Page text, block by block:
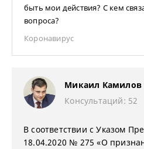
быть мои действия? С кем
вопроса?
Коронавирус
Микаил Камилов
Консультаций: 52
В соответствии с Указом
18.04.2020 № 275 «О